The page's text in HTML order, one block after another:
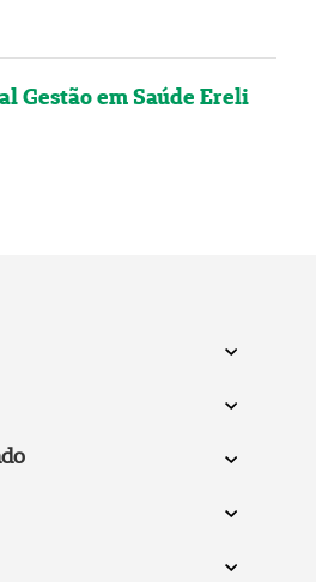
Gestão em Saúde Ereli